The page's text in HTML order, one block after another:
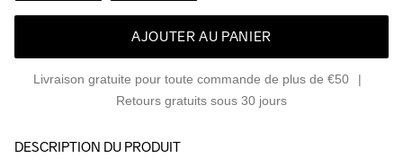
AJOUTER AU PANIER
Livraison gratuite pour toute commande de plus de €50
Retours gratuits sous 30 jours
DESCRIPTION DU PRODUIT